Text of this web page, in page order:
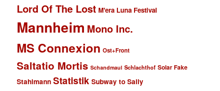
Lord Of The Lost M'era Luna Festival
Mannheim Mono Inc.
MS Connexion Ost+Front
Saltatio Mortis Schandmaul Schlachthof Solar Fake
Stahlmann Statistik Subway to Sally